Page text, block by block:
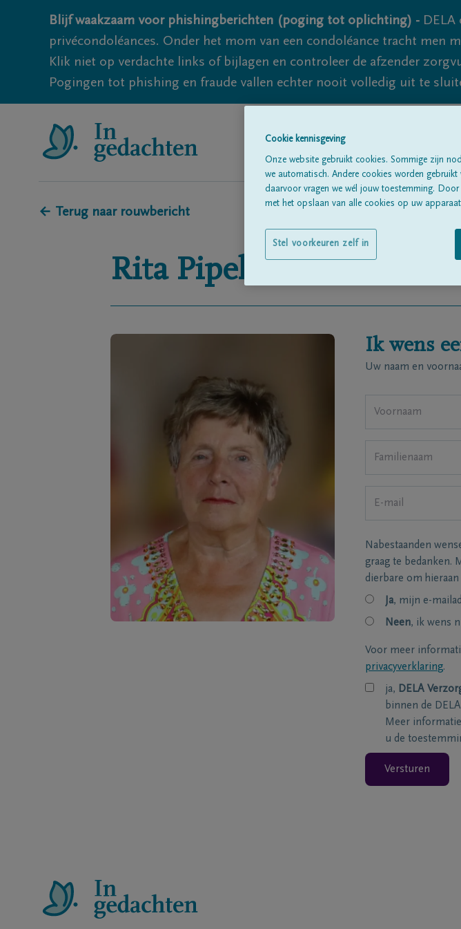
Blijf waakzaam voor phishingberichten (poging tot oplichting) -
privécondoléances. Onder het mom van een condoléance tracht men
Klik niet op verdachte links of bijlagen en controleer de afzender
Pogingen tot phishing en fraude vallen echter nooit volledig uit te
← Terug naar rouwbericht
Rita Pipeleers
Ik wens
Uw naam en
Nabestaanden
graag te bedanken.
dierbare om
Ja, mijn e-
Neen, ik wens
Voor meer
privacyverklaring.
ja, DELA
binnen de
Meer
u de
Versturen
Cookie kennisgeving
Onze website gebruikt cookies. Sommige zijn
we automatisch. Andere cookies worden
daarvoor vragen we wél jouw toestemming.
met het opslaan van alle cookies op uw
Stel voorkeuren zelf in